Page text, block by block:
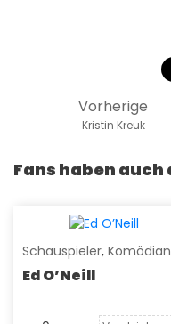
Vorherige
Kristin Kreuk
Fans haben
Schauspieler,
Ed O’Neill